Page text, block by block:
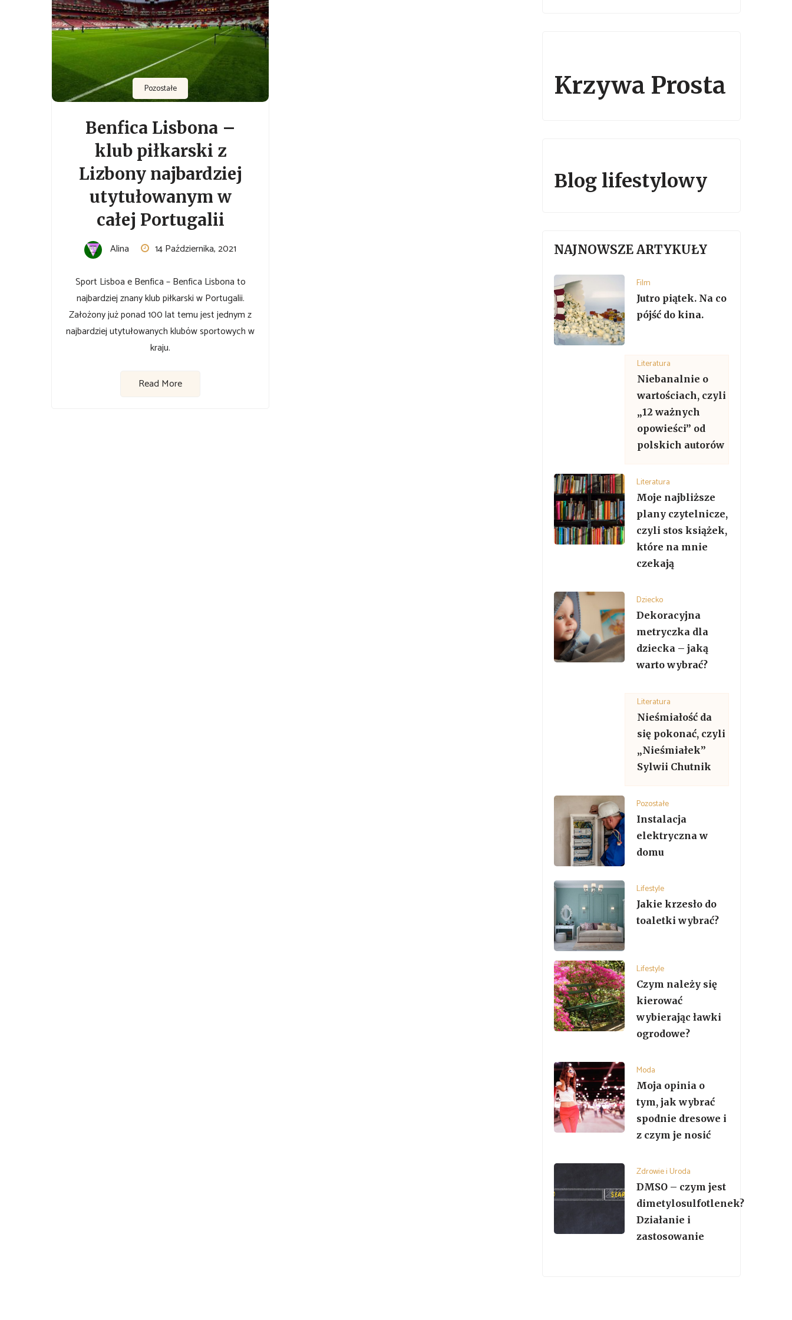
Pozostałe
Benfica Lisbona –
klub piłkarski z
Lizbony najbardziej
utytułowanym w
całej Portugalii
Alina 14 Października, 2021
Sport Lisboa e Benfica – Benfica Lisbona to
najbardziej znany klub piłkarski w Portugalii.
Założony już ponad 100 lat temu jest jednym z
najbardziej utytułowanych klubów sportowych w
kraju.
Read More
Krzywa Prosta
Blog lifestylowy
NAJNOWSZE ARTYKUŁY
Film
Jutro piątek. Na co
pójść do kina.
Literatura
Niebanalnie o
wartościach, czyli
„12 ważnych
opowieści” od
polskich autorów
Literatura
Moje najbliższe
plany czytelnicze,
czyli stos książek,
które na mnie
czekają
Dziecko
Dekoracyjna
metryczka dla
dziecka – jaką
warto wybrać?
Literatura
Nieśmiałość da
się pokonać, czyli
„Nieśmiałek”
Sylwii Chutnik
Pozostałe
Instalacja
elektryczna w
domu
Lifestyle
Jakie krzesło do
toaletki wybrać?
Lifestyle
Czym należy się
kierować
wybierając ławki
ogrodowe?
Moda
Moja opinia o
tym, jak wybrać
spodnie dresowe i
z czym je nosić
Zdrowie i Uroda
DMSO – czym jest
dimetylosulfotlenek?
Działanie i
zastosowanie